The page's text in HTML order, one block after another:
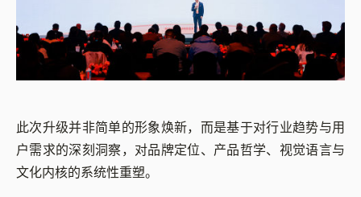
此次升级并非简单的形象焕新，而是基于对行业趋势与用
户需求的深刻洞察，对品牌定位、产品哲学、视觉语言与
文化内核的系统性重塑。